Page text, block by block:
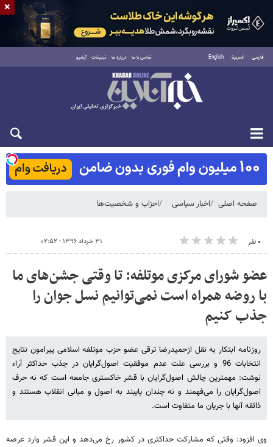
فارسی العربية English تماس با ما درباره ما تبلیغات آرشیو
شنبه ۱۷ مرداد ۱۴۰۵
صفحه اصلی اخبار سیاسی احزاب و شخصیت‌ها
۰ نفر ۳۱ خرداد ۱۳۹۶ - ۰۲:۵۲
عضو شورای مرکزی موتلفه: تا وقتی جشن‌های ما
با روضه همراه است نمی‌توانیم نسل جوان را
جذب کنیم
روزنامه ابتکار به نقل ازحمیدرضا ترقی عضو حزب موتلفه اسلامی پیرامون نتایج
انتخابات 96 و بررسی علت عدم موفقیت اصول‌گرایان در جذب حداکثر آراء
نوشت: مهمترین چالش اصول‌گرایان با قشر خاکستری جامعه است که نه حرف
اصول‌گرایان را می‌فهمند و نه چندان پایبند به اصول و مبانی انقلاب هستند و
ذائقه آنها با جریان ما متفاوت است.
وی افزود: وقتی که مشارکت حداکثری در کشور رخ می‌دهد و این قشر وارد عرصه
×